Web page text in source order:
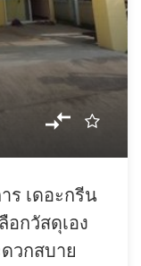
ร เดอะกรีน
อกวัสดุเอง
วกสบาย